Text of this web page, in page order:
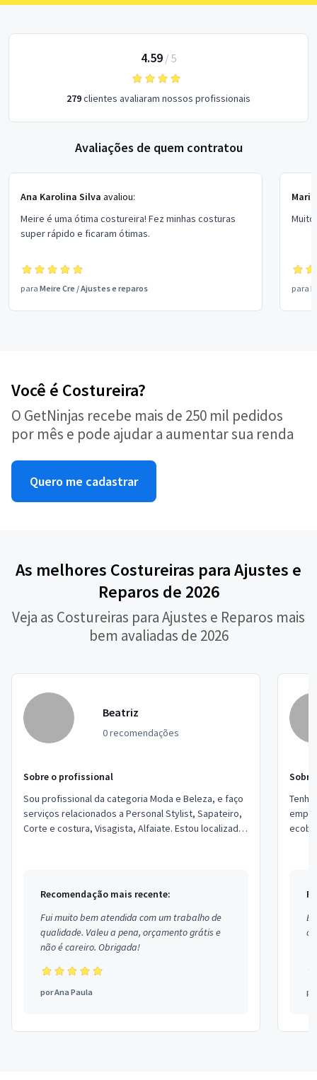
4.59/ 5
279clientes avaliaram nossos profissionais
Avaliações de quem contratou
Ana Karolina Silva avaliou:
Meire é uma ótima costureira! Fez minhas costuras
super rápido e ficaram ótimas.
para Meire Cre /Ajustes e reparos para
Você é Costureira?
O GetNinjas recebe mais de 250 mil pedidos
por mês e pode ajudar a aumentar sua renda
Quero me cadastrar
As melhores Costureiras para Ajustes e
Reparos de 2026
Veja as Costureiras para Ajustes e Reparos mais
bem avaliadas de 2026
Beatriz
0 recomendações
Sobre o profissional
Sou profissional da categoria Moda e Beleza, e faço
serviços relacionados a Personal Stylist, Sapateiro,
Corte e costura, Visagista, Alfaiate. Estou localizado
Recomendação mais recente:
Fui muito bem atendida com um trabalho de
qualidade. Valeu a pena, orçamento grátis e
não é careiro. Obrigada!
porAna Paula
Tenho
empresas ,trabalhamos
ecobeg, moda praia . fazemos